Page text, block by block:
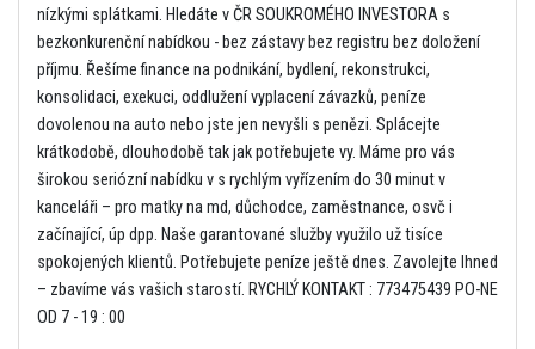
nízkými splátkami. Hledáte v ČR SOUKROMÉHO INVESTORA s
bezkonkurenční nabídkou - bez zástavy bez registru bez doložení
příjmu. Řešíme finance na podnikání, bydlení, rekonstrukci,
konsolidaci, exekuci, oddlužení vyplacení závazků, peníze
dovolenou na auto nebo jste jen nevyšli s penězi. Splácejte
krátkodobě, dlouhodobě tak jak potřebujete vy. Máme pro vás
širokou seriózní nabídku v s rychlým vyřízením do 30 minut v
kanceláři – pro matky na md, důchodce, zaměstnance, osvč i
začínající, úp dpp. Naše garantované služby využilo už tisíce
spokojených klientů. Potřebujete peníze ještě dnes. Zavolejte Ihned
– zbavíme vás vašich starostí. RYCHLÝ KONTAKT : 773475439 PO-NE
OD 7 - 19 : 00